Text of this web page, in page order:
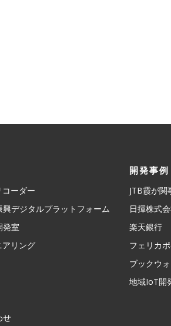
コーダー
興デジタルプラットフォーム
発室
アリング
せ
開発事例
JTB霞が関
日揮株式
楽天銀行
フェリカ
ブックウ
地域IoT開